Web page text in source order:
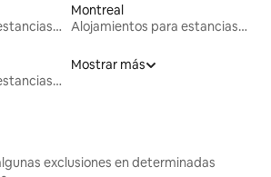
Alojamientos para estancias largas
Montreal
Alojamientos para estancias largas
Alojamientos para estancias largas
Mostrar más
exclusiones en determinadas